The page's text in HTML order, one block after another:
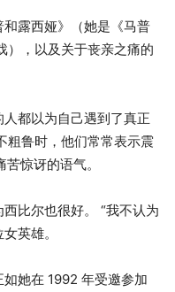
露西娅》（她是《马普
），以及关于丧亲之痛的
都以为自己遇到了真正
粗鲁时，他们常常表示震
苦惊讶的语气。
比尔也很好。 “我不认为
英雄。
她在 1992 年受邀参加